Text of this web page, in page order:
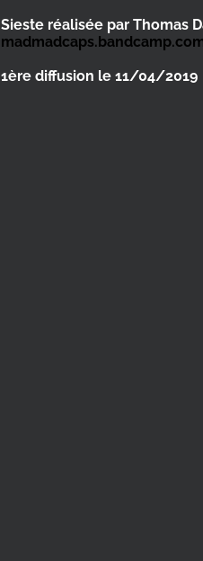
Sieste réalisée par Thomas
1ère diffusion le 11/04/2019